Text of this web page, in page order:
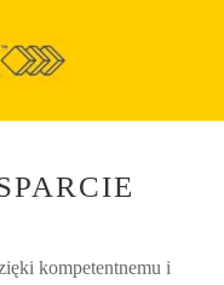
kompetentnemu i